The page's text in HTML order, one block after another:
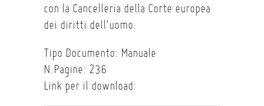
con la Cancelleria della Corte europea
dei diritti dell’uomo.
Tipo Documento: Manuale
N.Pagine: 236
Link per il download: